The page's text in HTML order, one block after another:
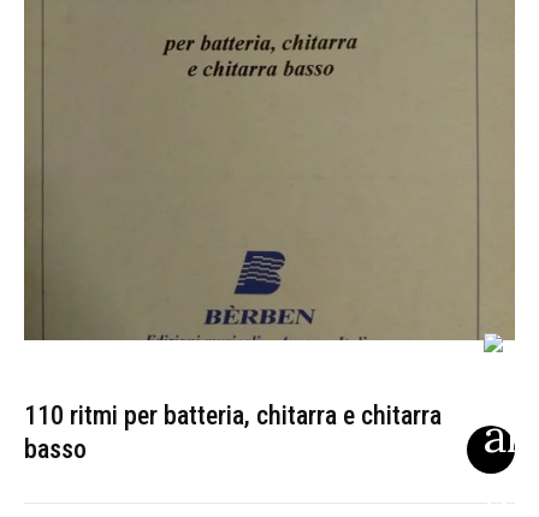
110 ritmi per batteria, chitarra e chitarra
basso